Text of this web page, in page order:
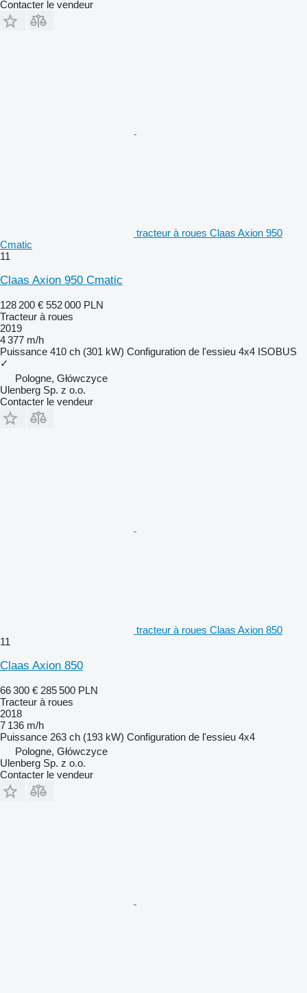
Contacter le vendeur
tracteur à roues Claas Axion 950
Cmatic
11
Claas Axion 950 Cmatic
128 200 € 552 000 PLN
Tracteur à roues
2019
4 377 m/h
Puissance 410 ch (301 kW) Configuration de l'essieu 4x4 ISOBUS
✓
Pologne, Główczyce
Ulenberg Sp. z o.o.
Contacter le vendeur
tracteur à roues Claas Axion 850
11
Claas Axion 850
66 300 € 285 500 PLN
Tracteur à roues
2018
7 136 m/h
Puissance 263 ch (193 kW) Configuration de l'essieu 4x4
Pologne, Główczyce
Ulenberg Sp. z o.o.
Contacter le vendeur